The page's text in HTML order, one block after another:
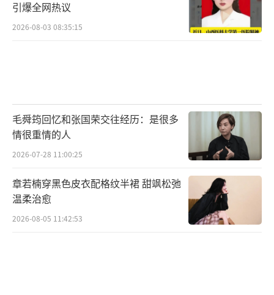
引爆全网热议
2026-08-03 08:35:15
毛舜筠回忆和张国荣交往经历：是很多
情很重情的人
2026-07-28 11:00:25
章若楠穿黑色皮衣配格纹半裙 甜飒松弛
温柔治愈
2026-08-05 11:42:53